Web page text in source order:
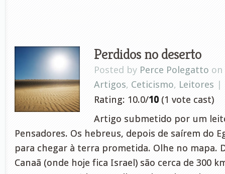
Perdidos no deserto
Posted by Perce Polegatto on
Artigos, Ceticismo, Leitores |
Rating: 10.0/10 (1 vote cast)
Artigo submetido por um
Pensadores. Os hebreus, depois de saírem do
para chegar à terra prometida. Olhe no mapa.
Canaã (onde hoje fica Israel) são cerca de 300